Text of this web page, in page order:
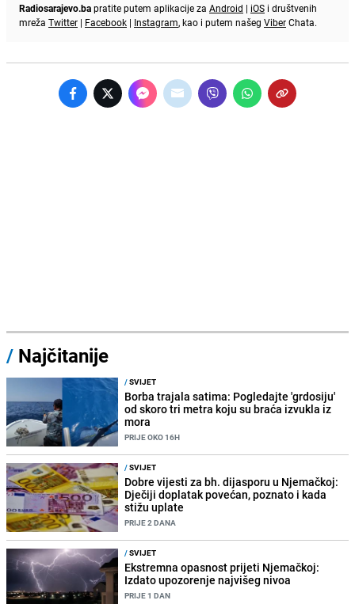
Radiosarajevo.bapratite putem aplikacije za Android | iOS i društvenih
mreža Twitter | Facebook | Instagram, kao i putem našeg ViberChata.
/ Najčitanije
/SVIJET
Borba trajala satima: Pogledajte 'grdosiju'
od skoro tri metra koju su braća izvukla iz
mora
PRIJE OKO 16H
/SVIJET
Dobre vijesti za bh. dijasporu u Njemačkoj:
Dječiji doplatak povećan, poznato i kada
stižu uplate
PRIJE 2 DANA
/SVIJET
Ekstremna opasnost prijeti Njemačkoj:
Izdato upozorenje najvišeg nivoa
PRIJE 1 DAN